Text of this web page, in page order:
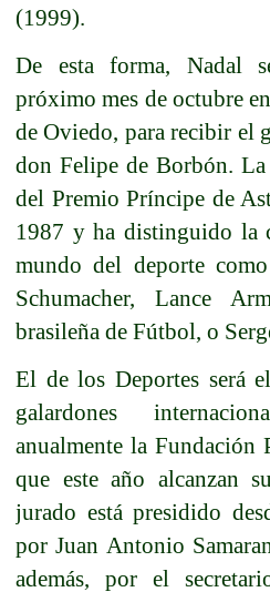
(1999).
De esta forma, Nadal
próximo mes de octubre
de Oviedo, para recibir el
don Felipe de Borbón. La
del Premio Príncipe de
1987 y ha distinguido la
mundo del deporte
Schumacher, Lance
brasileña de Fútbol, o
El de los Deportes será
galardones
anualmente la Fundación
que este año alcanzan
jurado está presidido
por Juan Antonio
además, por el